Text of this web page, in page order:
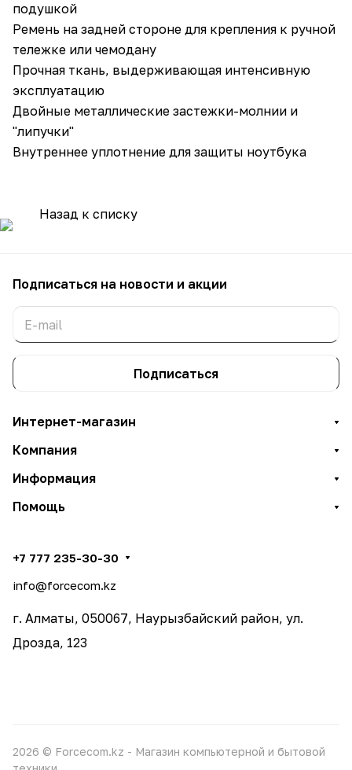
подушкой
Ремень на задней стороне для крепления к ручной
тележке или чемодану
Прочная ткань, выдерживающая интенсивную
эксплуатацию
Двойные металлические застежки-молнии и
"липучки"
Внутреннее уплотнение для защиты ноутбука
Назад к списку
Подписаться на новости и акции
Подписаться
Интернет-магазин
Компания
Информация
Помощь
+7 777 235-30-30
info@forcecom.kz
г. Алматы, 050067, Наурызбайский район, ул.
Дрозда, 123
2026 © Forcecom.kz - Магазин компьютерной и бытовой